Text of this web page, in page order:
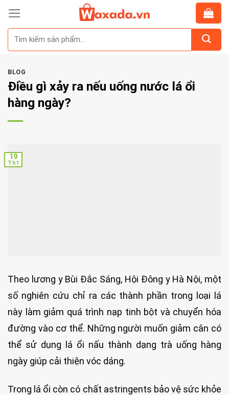
Skip
content
BLOG
Điều gì xảy ra nếu uống nước lá ổi
hàng ngày?
19
Th1
Theo lương y Bùi Đắc Sáng, Hội Đông y Hà Nội, một
số nghiên cứu chỉ ra các thành phần trong loại lá
này làm giảm quá trình nạp tinh bột và chuyển hóa
đường vào cơ thể. Những người muốn giảm cân có
thể sử dụng lá ổi nấu thành dạng trà uống hàng
ngày giúp cải thiện vóc dáng.
Trong lá ổi còn có chất astringents bảo vệ sức khỏe